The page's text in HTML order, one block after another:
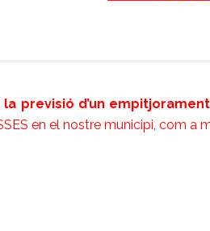
previsió d’un
en el nostre municipi, com a